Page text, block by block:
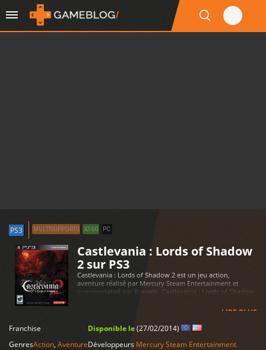
PS3 MULTISUPPORTS X360 PC
Castlevania : Lords of Shadow
2 sur PS3
Castlevania : Lords of Shadow 2 est un jeu action,
aventure réalisé par Mercury Steam Entertainment et
commercialisé par Konami. Castlevania : Lords of Shadow
2 est disponible sur PlayStation 3
LIRE PLUS
Franchise
GenresAction, Aventure
Disponible le(27/02/2014)
Développeurs Mercury Steam Entertainment